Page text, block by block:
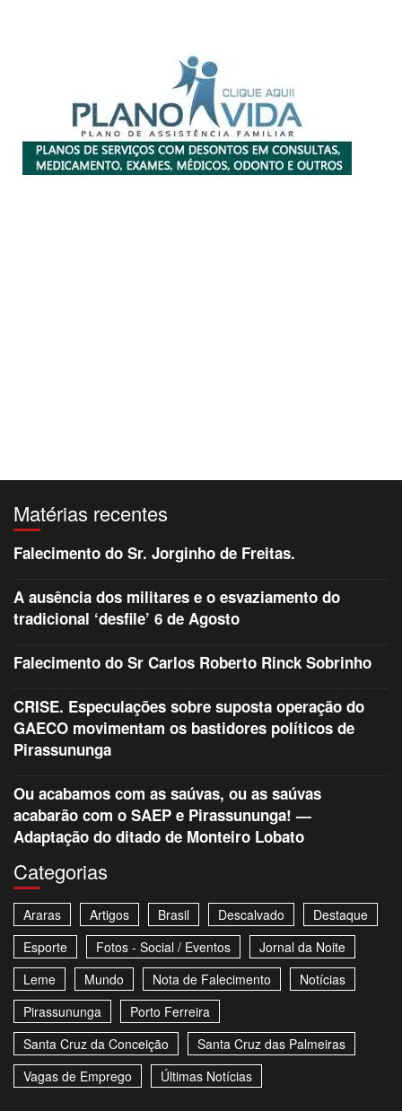
Matérias recentes
Falecimento do Sr. Jorginho de Freitas.
A ausência dos militares e o esvaziamento do
tradicional ‘desfile’ 6 de Agosto
Falecimento do Sr Carlos Roberto Rinck Sobrinho
CRISE. Especulações sobre suposta operação do
GAECO movimentam os bastidores políticos de
Pirassununga
Ou acabamos com as saúvas, ou as saúvas
acabarão com o SAEP e Pirassununga! —
Adaptação do ditado de Monteiro Lobato
Categorias
Araras Artigos Brasil Descalvado
Destaque
Esporte
Fotos - Social / Eventos
Jornal da Noite
Leme
Mundo Nota de Falecimento
Notícias
Pirassununga
Porto Ferreira
Santa Cruz da Conceição
Santa Cruz das Palmeiras
Vagas de Emprego
Últimas Notícias